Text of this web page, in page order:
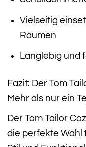
Vielseitig
Räumen
Langlebig und
Fazit: Der Tom
Mehr als nur ein
Der Tom Tailor
die perfekte Wahl